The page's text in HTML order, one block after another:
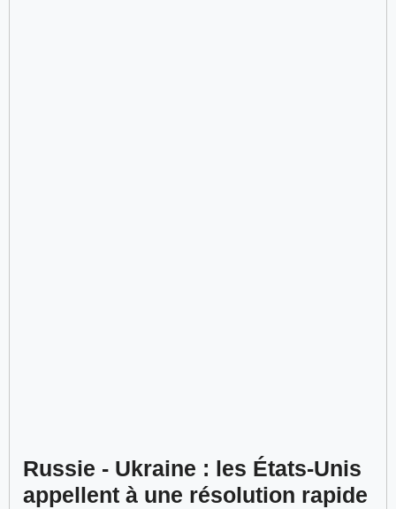
Russie - Ukraine : les États-Unis
appellent à une résolution rapide